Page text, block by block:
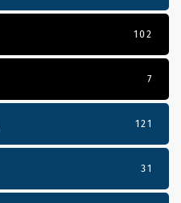
102
7
121
31